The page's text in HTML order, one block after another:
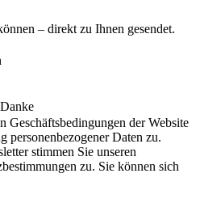
– direkt zu Ihnen gesendet.
Geschäftsbedingungen der Website
personenbezogener Daten zu.
stimmen Sie unseren
zu. Sie können sich